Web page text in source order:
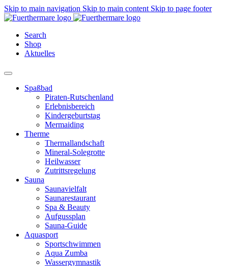
Skip to main navigation Skip to main content Skip to page footer
Search
Shop
Aktuelles
Spaßbad
Piraten-Rutschenland
Erlebnisbereich
Kindergeburtstag
Mermaiding
Therme
Thermallandschaft
Mineral-Solegrotte
Heilwasser
Zutrittsregelung
Sauna
Saunavielfalt
Saunarestaurant
Spa & Beauty
Aufgussplan
Sauna-Guide
Aquasport
Sportschwimmen
Aqua Zumba
Wassergymnastik